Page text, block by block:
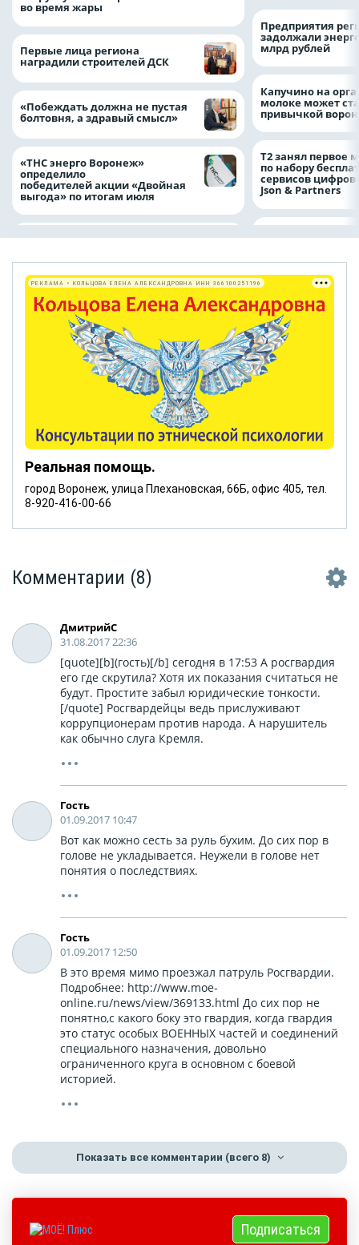
во время жары
Первые лица региона
наградили строителей ДСК
«Побеждать должна не пустая
болтовня, а здравый смысл»
«ТНС энерго Воронеж»
определило
победителей акции «Двойная
выгода» по итогам июля
Предприятия
задолжали
млрд рублей
Капучино на
молоке может
привычкой
Т2 занял первое
по набору
сервисов
Json & Partners
Реальная помощь.
город Воронеж, улица Плехановская, 66Б, офис 405, тел.
8-920-416-00-66
РЕКЛАМА • КОЛЬЦОВА ЕЛЕНА АЛЕКСАНДРОВНА ИНН 366100251196
Комментарии (8)
ДмитрийС
31.08.2017 22:36
[quote][b](гость)[/b] сегодня в 17:53 А росгвардия
его где скрутила? Хотя их показания считаться не
будут. Простите забыл юридические тонкости.
[/quote] Росгвардейцы ведь прислуживают
коррупционерам против народа. А нарушитель
как обычно слуга Кремля.
Гость
01.09.2017 10:47
Вот как можно сесть за руль бухим. До сих пор в
голове не укладывается. Неужели в голове нет
понятия о последствиях.
Гость
01.09.2017 12:50
В это время мимо проезжал патруль Росгвардии.
Подробнее: http://www.moe-
online.ru/news/view/369133.html До сих пор не
понятно,с какого боку это гвардия, когда гвардия
это статус особых ВОЕННЫХ частей и соединений
специального назначения, довольно
ограниченного круга в основном с боевой
историей.
Показать все комментарии (всего 8)
Подписаться